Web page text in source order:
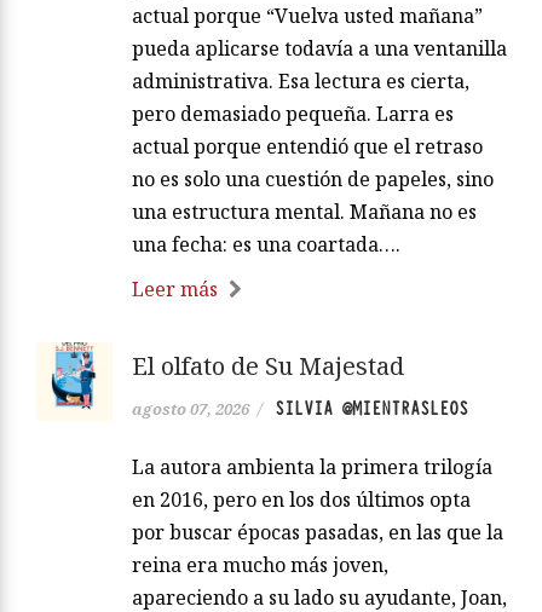
actual porque “Vuelva usted mañana”
pueda aplicarse todavía a una ventanilla
administrativa. Esa lectura es cierta,
pero demasiado pequeña. Larra es
actual porque entendió que el retraso
no es solo una cuestión de papeles, sino
una estructura mental. Mañana no es
una fecha: es una coartada….
Leer más
El olfato de Su Majestad
agosto 07, 2026 / SILVIA @MIENTRASLEOS
La autora ambienta la primera trilogía
en 2016, pero en los dos últimos opta
por buscar épocas pasadas, en las que la
reina era mucho más joven,
apareciendo a su lado su ayudante, Joan,